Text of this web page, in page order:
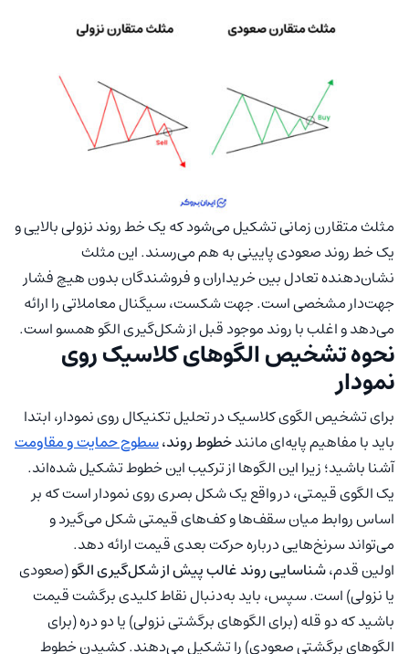
مثلث متقارن زمانی تشکیل می‌شود که یک خط روند نزولی بالایی و
یک خط روند صعودی پایینی به هم می‌رسند. این مثلث
نشان‌دهنده تعادل بین خریداران و فروشندگان بدون هیچ فشار
جهت‌دار مشخصی است. جهت شکست، سیگنال معاملاتی را ارائه
می‌دهد و اغلب با روند موجود قبل از شکل‌گیری الگو همسو است.
نحوه تشخیص الگوهای کلاسیک روی
نمودار
برای تشخیص الگوی کلاسیک در تحلیل تکنیکال روی نمودار، ابتدا
باید با مفاهیم پایه‌ای مانندخطوط روند،سطوح حمایت و مقاومت
آشنا باشید؛ زیرا این الگوها از ترکیب این خطوط تشکیل شده‌اند.
یک الگوی قیمتی، در واقع یک شکل بصری روی نمودار است که بر
اساس روابط میان سقف‌ها و کف‌های قیمتی شکل می‌گیرد و
می‌تواند سرنخ‌هایی درباره حرکت بعدی قیمت ارائه دهد.
اولین قدم،شناسایی روند غالب پیش از شکل‌گیری الگو(صعودی
یا نزولی) است. سپس، باید به‌دنبال نقاط کلیدی برگشت قیمت
باشید که دو قله (برای الگوهای برگشتی نزولی) یا دو دره (برای
الگوهای برگشتی صعودی) را تشکیل می‌دهند. کشیدن خطوط